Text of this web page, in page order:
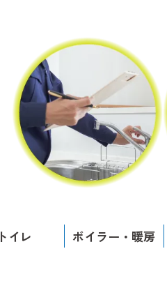
トイレ ボイラー・暖房